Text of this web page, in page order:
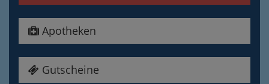
Apotheken
Gutscheine